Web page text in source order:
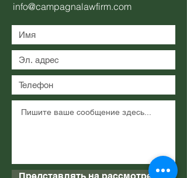
info@campagnalawfirm.com